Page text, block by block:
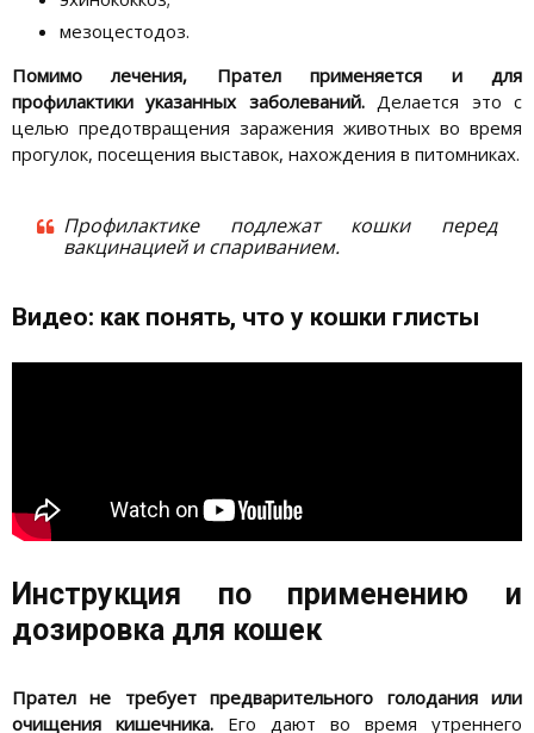
мезоцестодоз.
Помимо лечения, Прател применяется и для
профилактики указанных заболеваний.Делается это с
целью предотвращения заражения животных во время
прогулок, посещения выставок, нахождения в питомниках.
Профилактике подлежат кошки перед
вакцинацией и спариванием.
Видео: как понять, что у кошки глисты
Инструкция по применению и
дозировка для кошек
Прател не требует предварительного голодания или
очищения кишечника. Его дают во время утреннего